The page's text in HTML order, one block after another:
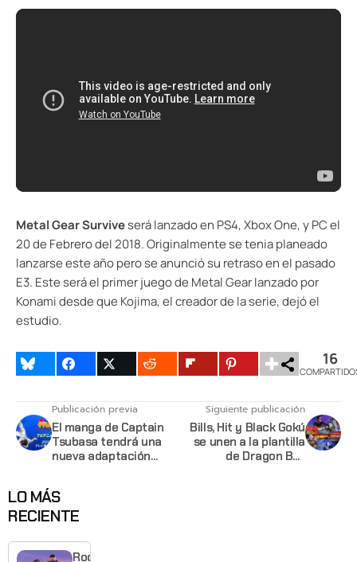
Metal Gear Surviveserá lanzado en PS4, Xbox One, y PC el
20 de Febrero del 2018. Originalmente se tenia planeado
lanzarse este año pero se anunció su retraso en el pasado
E3. Este será el primer juego de Metal Gear lanzado por
Konami desde que Kojima, el creador de la serie, dejó el
estudio.
16
Publicación previa
El manga de Captain
Tsubasa tendrá una
nueva adaptación
Siguiente publicación
Bills, Hit y Black Gokú
se unen a la plantilla
de Dragon Ball
LO MÁS
RECIENTE
Rockstar